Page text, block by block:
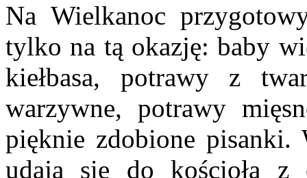
Na Wielkanoc
tylko na tą okazję: baby
kiełbasa, potrawy z
warzywne, potrawy
pięknie zdobione pisanki.
udają się do kościoła z